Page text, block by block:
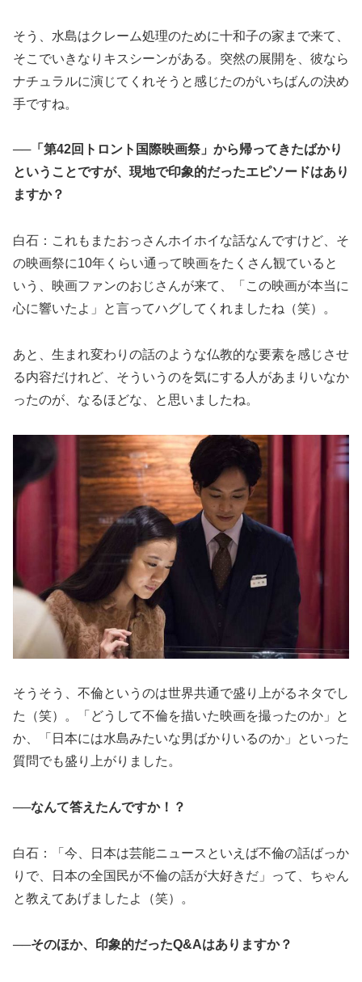
そう、水島はクレーム処理のために十和子の家まで来て、
そこでいきなりキスシーンがある。突然の展開を、彼なら
ナチュラルに演じてくれそうと感じたのがいちばんの決め
手ですね。
──「第42回トロント国際映画祭」から帰ってきたばかり
ということですが、現地で印象的だったエピソードはあり
ますか？
白石：これもまたおっさんホイホイな話なんですけど、そ
の映画祭に10年くらい通って映画をたくさん観ていると
いう、映画ファンのおじさんが来て、「この映画が本当に
心に響いたよ」と言ってハグしてくれましたね（笑）。
あと、生まれ変わりの話のような仏教的な要素を感じさせ
る内容だけれど、そういうのを気にする人があまりいなか
ったのが、なるほどな、と思いましたね。
そうそう、不倫というのは世界共通で盛り上がるネタでし
た（笑）。「どうして不倫を描いた映画を撮ったのか」と
か、「日本には水島みたいな男ばかりいるのか」といった
質問でも盛り上がりました。
──なんて答えたんですか！？
白石：「今、日本は芸能ニュースといえば不倫の話ばっか
りで、日本の全国民が不倫の話が大好きだ」って、ちゃん
と教えてあげましたよ（笑）。
──そのほか、印象的だったQ&Aはありますか？